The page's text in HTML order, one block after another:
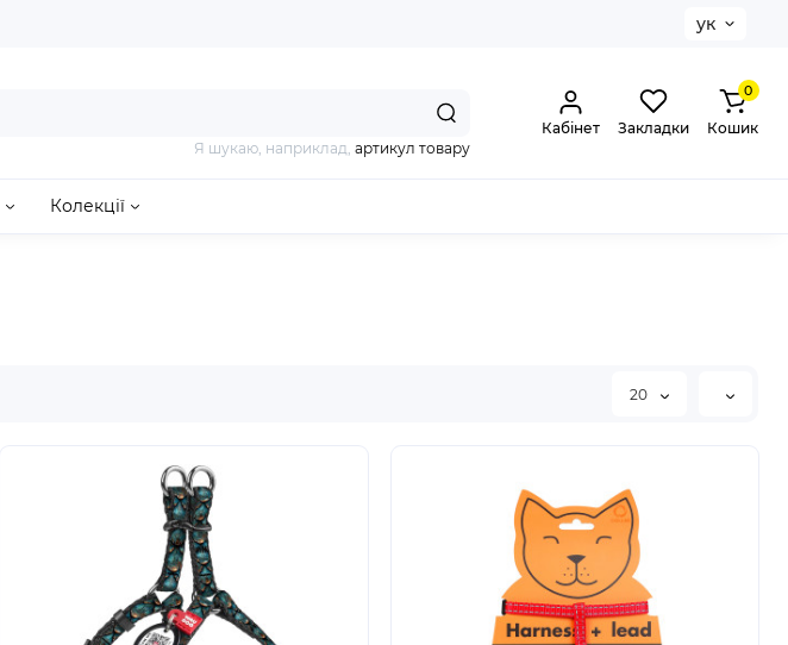
ук
Я шукаю, наприклад, артикул товару
Кабінет Закладки
0
Кошик
Колекції
20